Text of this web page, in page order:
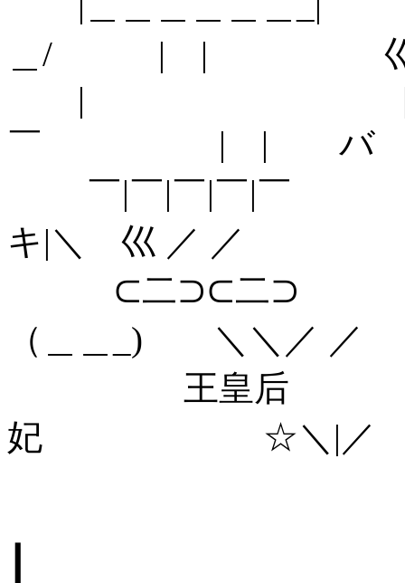
＿/ | | 巛☆
| |
￣ | | バ ／≫
￣|￣|￣|￣|
キ|＼ 巛 ／ ／
⊂二
（＿＿_) ＼＼
王皇
妃 ☆＼|／